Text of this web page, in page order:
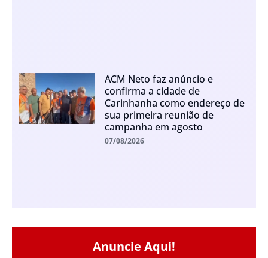
ACM Neto faz anúncio e
confirma a cidade de
Carinhanha como endereço de
sua primeira reunião de
campanha em agosto
07/08/2026
Anuncie Aqui!